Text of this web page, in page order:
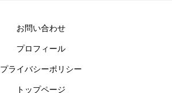
お問い合わせ
プロフィール
プライバシーポリシー
トップページ